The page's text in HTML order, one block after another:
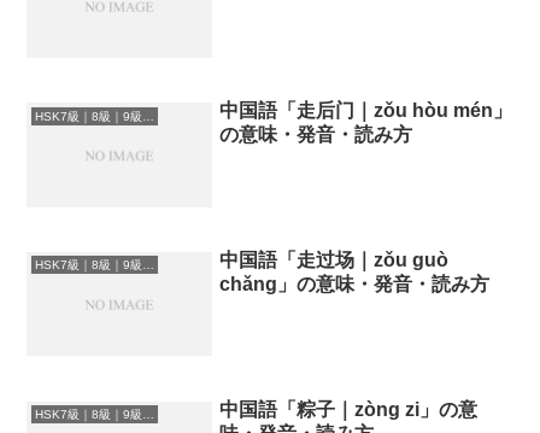
中国語「走后门｜zǒu hòu mén」
の意味・発音・読み方
HSK7級｜8級｜9級レベルの中国語
中国語「走过场｜zǒu guò
chǎng」の意味・発音・読み方
中国語「粽子｜zòng zi」の意